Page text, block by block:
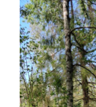
Allmänt(997)
Extrahästar(58)
Hållidej(276)
Heart of Hope(40)
Heart Paal(217)
Idun(141)
Källhults Spotless(163)